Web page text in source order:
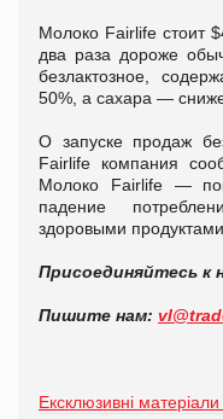
Молоко Fairlife стоит
два раза дороже
безлактозное,
50%, а сахара —
О запуске продаж
Fairlife компания
Молоко Fairlife —
падение
здоровыми продуктами.
Присоединяйтесь к
Пишите нам:
Ексклюзивні